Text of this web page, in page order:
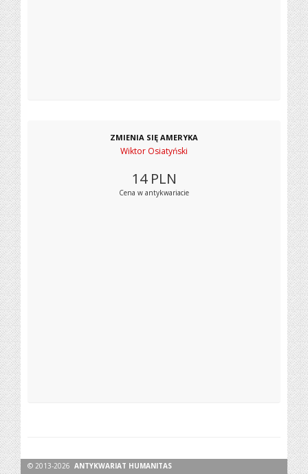
ZMIENIA SIĘ AMERYKA
Wiktor Osiatyński
14 PLN
Cena w antykwariacie
© 2013-2026ANTYKWARIAT HUMANITAS